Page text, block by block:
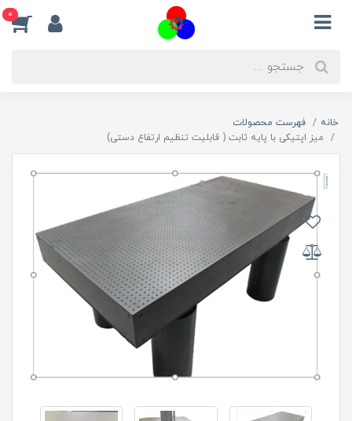
0
خانه
فهرست محصولات
میز اپتیکی با پایه ثابت ( قابلیت تنظیم ارتفاع دستی)